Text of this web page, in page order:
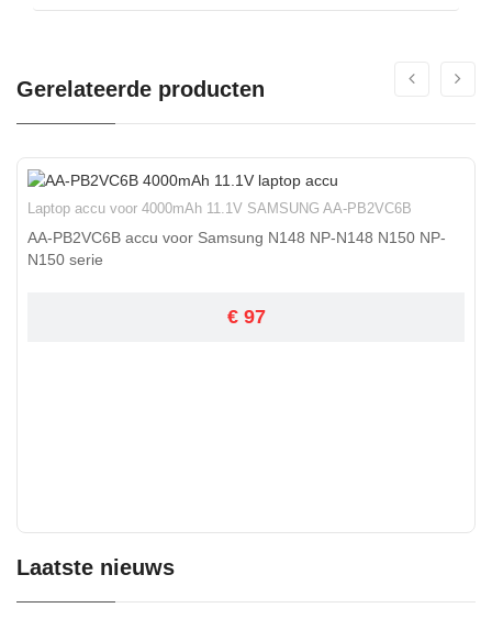
Gerelateerde producten
Laptop accu voor 4000mAh 11.1V SAMSUNG AA-PB2VC6B
AA-PB2VC6B accu voor Samsung N148 NP-N148 N150 NP-
N150 serie
€ 97
Laatste nieuws